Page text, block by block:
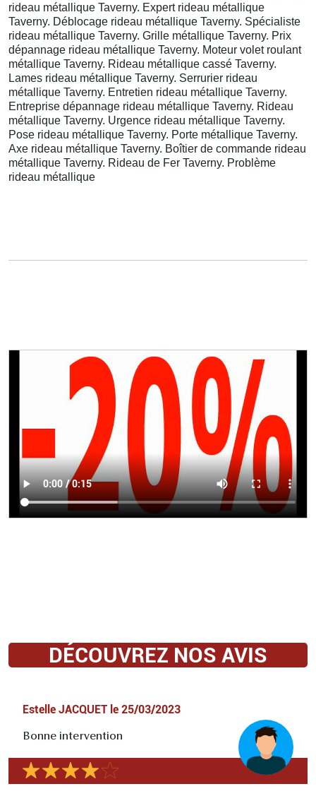
rideau métallique Taverny. Expert rideau métallique
Taverny. Déblocage rideau métallique Taverny. Spécialiste
rideau métallique Taverny. Grille métallique Taverny. Prix
dépannage rideau métallique Taverny. Moteur volet roulant
métallique Taverny. Rideau métallique cassé Taverny.
Lames rideau métallique Taverny. Serrurier rideau
métallique Taverny. Entretien rideau métallique Taverny.
Entreprise dépannage rideau métallique Taverny. Rideau
métallique Taverny. Urgence rideau métallique Taverny.
Pose rideau métallique Taverny. Porte métallique Taverny.
Axe rideau métallique Taverny. Boîtier de commande rideau
métallique Taverny. Rideau de Fer Taverny. Problème
rideau métallique
DÉCOUVREZ NOS AVIS
Estelle JACQUET le 25/03/2023
Bonne intervention